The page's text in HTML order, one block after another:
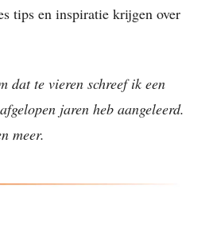
tips en inspiratie krijgen over
dat te vieren schreef ik een
jaren heb aangeleerd.
meer.